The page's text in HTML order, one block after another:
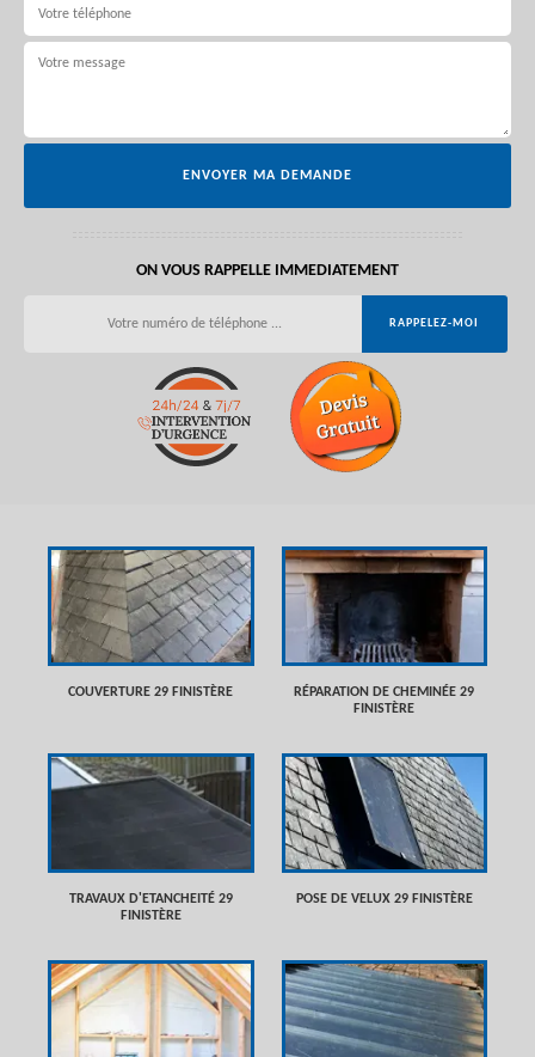
ON VOUS RAPPELLE IMMEDIATEMENT
COUVERTURE 29 FINISTÈRE
RÉPARATION DE CHEMINÉE 29
FINISTÈRE
TRAVAUX D'ETANCHEITÉ 29
FINISTÈRE
POSE DE VELUX 29 FINISTÈRE